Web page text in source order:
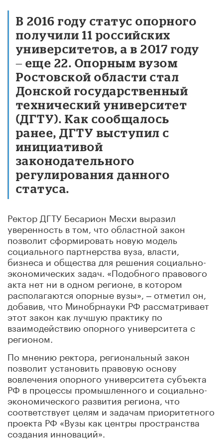
В 2016 году статус опорного
получили 11 российских
университетов, а в 2017 году
‒ еще 22. Опорным вузом
Ростовской области стал
Донской государственный
технический университет
(ДГТУ). Как сообщалось
ранее, ДГТУ выступил с
инициативой
законодательного
регулирования данного
статуса.
Ректор ДГТУ Бесарион Месхи выразил
уверенность в том, что областной закон
позволит сформировать новую модель
социального партнерства вуза, власти,
бизнеса и общества для решения социально-
экономических задач. «Подобного правового
акта нет ни в одном регионе, в котором
располагаются опорные вузы», ‒ отметил он,
добавив, что Минобрнауки РФ рассматривает
этот закон как лучшую практику по
взаимодействию опорного университета с
регионом.
По мнению ректора, региональный закон
позволит установить правовую основу
вовлечения опорного университета субъекта
РФ в процессы промышленного и социально-
экономического развития региона, что
соответствует целям и задачам приоритетного
проекта РФ «Вузы как центры пространства
создания инноваций».